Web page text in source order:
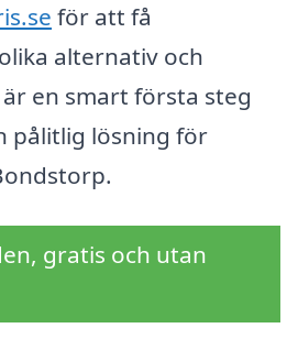
för att få
alternativ och
en smart första steg
pålitlig lösning för
gratis och utan